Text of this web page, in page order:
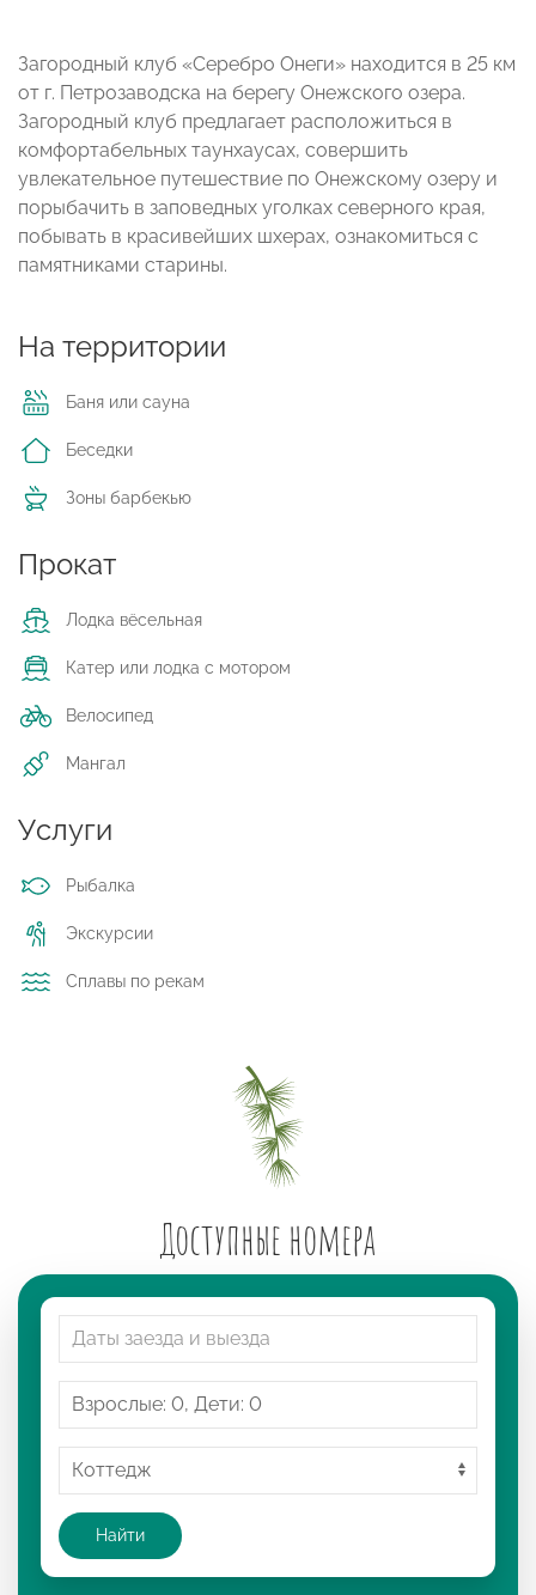
Загородный клуб «Серебро Онеги» находится в 25 км
от г. Петрозаводска на берегу Онежского озера.
Загородный клуб предлагает расположиться в
комфортабельных таунхаусах, совершить
увлекательное путешествие по Онежскому озеру и
порыбачить в заповедных уголках северного края,
побывать в красивейших шхерах, ознакомиться с
памятниками старины.
На территории
Баня или сауна
Беседки
Зоны барбекью
Прокат
Лодка вёсельная
Катер или лодка с мотором
Велосипед
Мангал
Услуги
Рыбалка
Экскурсии
Сплавы по рекам
Доступные номера
Найти